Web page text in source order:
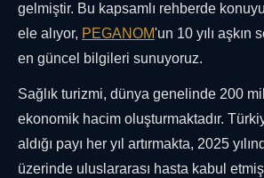
gelmiştir. Bu kapsamlı rehberde
ele alıyor, PEGANOM'un 10 yılı aşkın
en güncel bilgileri sunuyoruz.
Sağlık turizmi, dünya genelinde 200
ekonomik hacim oluşturmaktadır.
aldığı payı her yıl artırmakta, 2025
üzerinde uluslararası hasta kabul